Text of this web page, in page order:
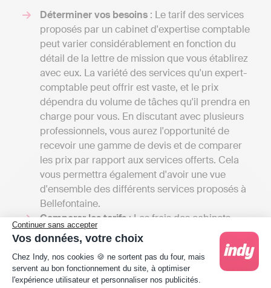
Continuer sans accepter
Vos données, votre choix
Plateforme de Gestion du Consentement :
Chez Indy, nos cookies 🍪 ne sortent pas du four, mais
servent au bon fonctionnement du site, à optimiser
l'expérience utilisateur et personnaliser nos publicités.
Déterminer vos besoins : Le tarif des services
proposés par un cabinet d'expertise comptable
peut varier considérablement en fonction du
détail de la lettre de mission que vous établirez
avec eux. La variété des services qu'un expert-
comptable peut offrir est vaste, et le prix
dépendra du volume de tâches qu'il prendra en
charge pour vous. En discutant avec plusieurs
professionnels, vous aurez l'opportunité de
recevoir une gamme de devis et de comparer
les prix par rapport aux services offerts. Cela
vous permettra également d'avoir une vue
d'ensemble des différents services proposés à
Bellefontaine.
Comparer les tarifs: Les frais des cabinets
d'expertise comptable en France commencent
généralement à 1000 euros par an pour une
petite mission confiée à un comptable
indépendant et aller jusqu'à 4000 euros si votre